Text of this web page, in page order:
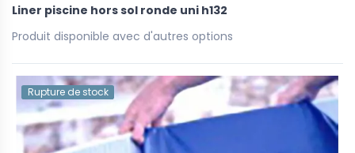
Liner piscine hors sol ronde uni h132
Produit disponible avec d'autres options
Rupture de stock